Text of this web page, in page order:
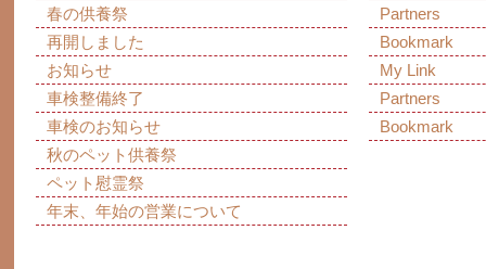
春の供養祭
再開しました
お知らせ
車検整備終了
車検のお知らせ
秋のペット供養祭
ペット慰霊祭
年末、年始の営業について
Partners
Bookmark
My Link
Partners
Bookmark